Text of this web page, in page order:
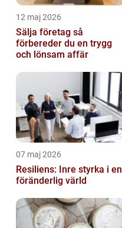
12 maj 2026
Sälja företag så
förbereder du en trygg
och lönsam affär
07 maj 2026
Resiliens: Inre styrka i en
föränderlig värld